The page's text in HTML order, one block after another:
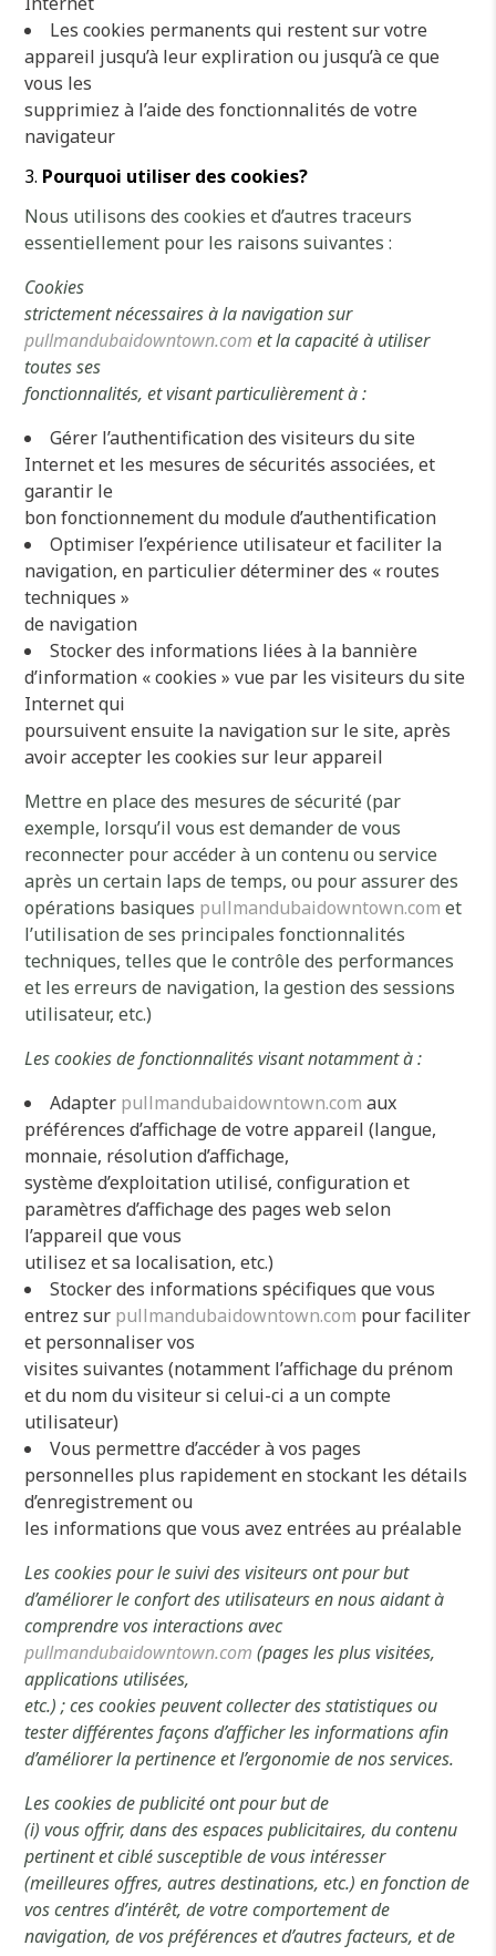
Les cookies permanents qui restent sur votre
appareil jusqu’à leur expliration ou jusqu’à ce que
vous les
supprimiez à l’aide des fonctionnalités de votre
navigateur
Pourquoi utiliser des cookies?
Nous utilisons des cookies et d’autres traceurs
essentiellement pour les raisons suivantes :
Cookies
strictement nécessaires à la navigation sur
pullmandubaidowntown.com et la capacité à utiliser
toutes ses
fonctionnalités, et visant particulièrement à :
Gérer l’authentification des visiteurs du site
Internet et les mesures de sécurités associées, et
garantir le
bon fonctionnement du module d’authentification
Optimiser l’expérience utilisateur et faciliter la
navigation, en particulier déterminer des « routes
techniques »
de navigation
Stocker des informations liées à la bannière
d’information « cookies » vue par les visiteurs du site
Internet qui
poursuivent ensuite la navigation sur le site, après
avoir accepter les cookies sur leur appareil
Mettre en place des mesures de sécurité (par
exemple, lorsqu’il vous est demander de vous
reconnecter pour accéder à un contenu ou service
après un certain laps de temps, ou pour assurer des
opérations basiques pullmandubaidowntown.com et
l’utilisation de ses principales fonctionnalités
techniques, telles que le contrôle des performances
et les erreurs de navigation, la gestion des sessions
utilisateur, etc.)
Les cookies de fonctionnalités visant notamment à :
Adapter pullmandubaidowntown.com aux
préférences d’affichage de votre appareil (langue,
monnaie, résolution d’affichage,
système d’exploitation utilisé, configuration et
paramètres d’affichage des pages web selon
l’appareil que vous
utilisez et sa localisation, etc.)
Stocker des informations spécifiques que vous
entrez sur pullmandubaidowntown.com pour faciliter
et personnaliser vos
visites suivantes (notamment l’affichage du prénom
et du nom du visiteur si celui-ci a un compte
utilisateur)
Vous permettre d’accéder à vos pages
personnelles plus rapidement en stockant les détails
d’enregistrement ou
les informations que vous avez entrées au préalable
Les cookies pour le suivi des visiteurs ont pour but
d’améliorer le confort des utilisateurs en nous aidant à
comprendre vos interactions avec
pullmandubaidowntown.com (pages les plus visitées,
applications utilisées,
etc.) ; ces cookies peuvent collecter des statistiques ou
tester différentes façons d’afficher les informations afin
d’améliorer la pertinence et l’ergonomie de nos services.
Les cookies de publicité ont pour but de
(i) vous offrir, dans des espaces publicitaires, du contenu
pertinent et ciblé susceptible de vous intéresser
(meilleures offres, autres destinations, etc.) en fonction de
vos centres d’intérêt, de votre comportement de
navigation, de vos préférences et d’autres facteurs, et de